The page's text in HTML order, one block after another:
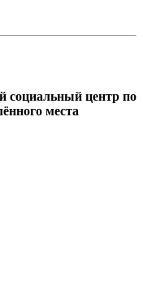
центр по
места